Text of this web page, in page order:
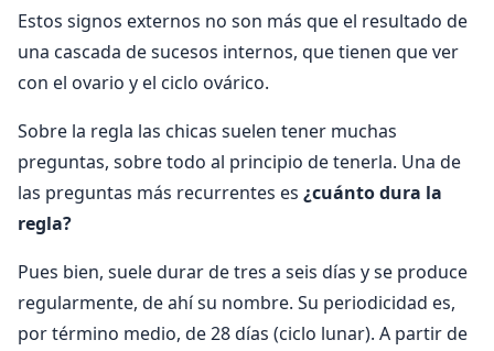
Estos signos externos no son más que el resultado de
una cascada de sucesos internos, que tienen que ver
con el ovario y el ciclo ovárico.
Sobre la regla las chicas suelen tener muchas
preguntas, sobre todo al principio de tenerla. Una de
las preguntas más recurrentes es ¿cuánto dura la
regla?
Pues bien, suele durar de tres a seis días y se produce
regularmente, de ahí su nombre. Su periodicidad es,
por término medio, de 28 días (ciclo lunar). A partir de